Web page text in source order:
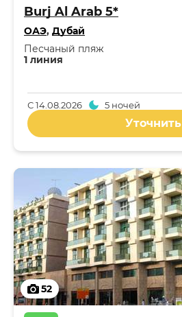
Burj Al Arab 5*
ОАЭ, Дубай
1 линия
Песчаный пляж
С14.08.2026 5 ночей
Уточнить
52